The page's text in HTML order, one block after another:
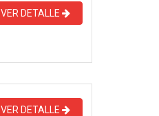
VER DETALLE
VER DETALLE